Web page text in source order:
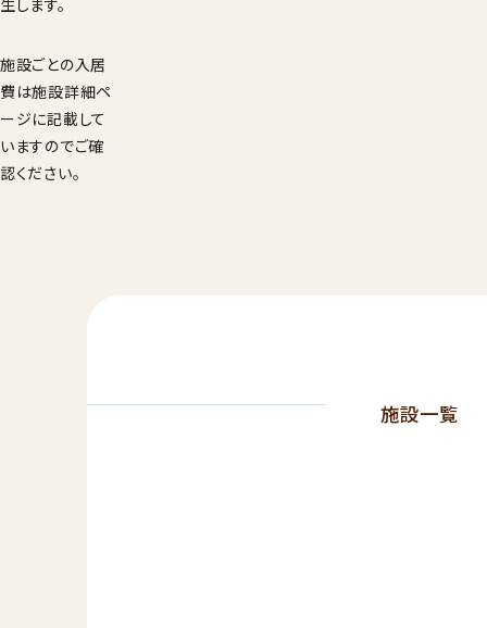
生します。
施設ごとの入居
費は施設詳細ペ
ージに記載して
いますのでご確
認ください。
施設一覧